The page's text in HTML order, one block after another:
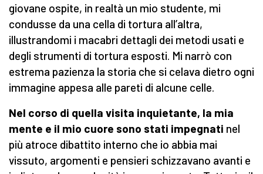
giovane ospite, in realtà un mio studente, mi
condusse da una cella di tortura all’altra,
illustrandomi i macabri dettagli dei metodi usati e
degli strumenti di tortura esposti. Mi narrò con
estrema pazienza la storia che si celava dietro ogni
immagine appesa alle pareti di alcune celle.
Nel corso di quella visita inquietante, la mia
mente e il mio cuore sono stati impegnati nel
più atroce dibattito interno che io abbia mai
vissuto, argomenti e pensieri schizzavano avanti e